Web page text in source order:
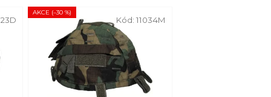
z
e
AKCE (–30 %)
Kód:11034M